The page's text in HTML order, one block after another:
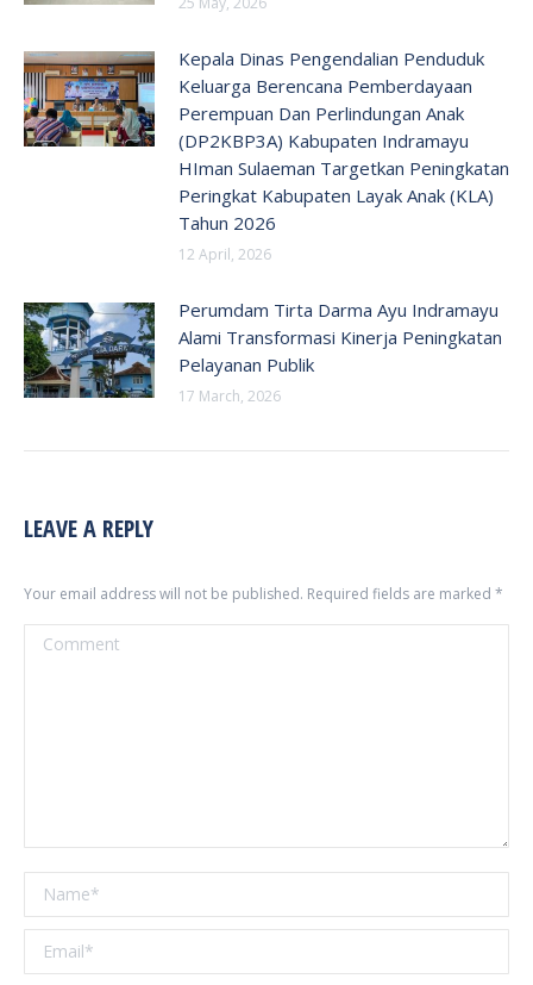
Kepala Dinas Pengendalian Penduduk
Keluarga Berencana Pemberdayaan
Perempuan Dan Perlindungan Anak
(DP2KBP3A) Kabupaten Indramayu
HIman Sulaeman Targetkan Peningkatan
Peringkat Kabupaten Layak Anak (KLA)
Tahun 2026
12 April, 2026
Perumdam Tirta Darma Ayu Indramayu
Alami Transformasi Kinerja Peningkatan
Pelayanan Publik
17 March, 2026
LEAVE A REPLY
Your email address will not be published. Required fields are marked *
Comment
Name *
Email *